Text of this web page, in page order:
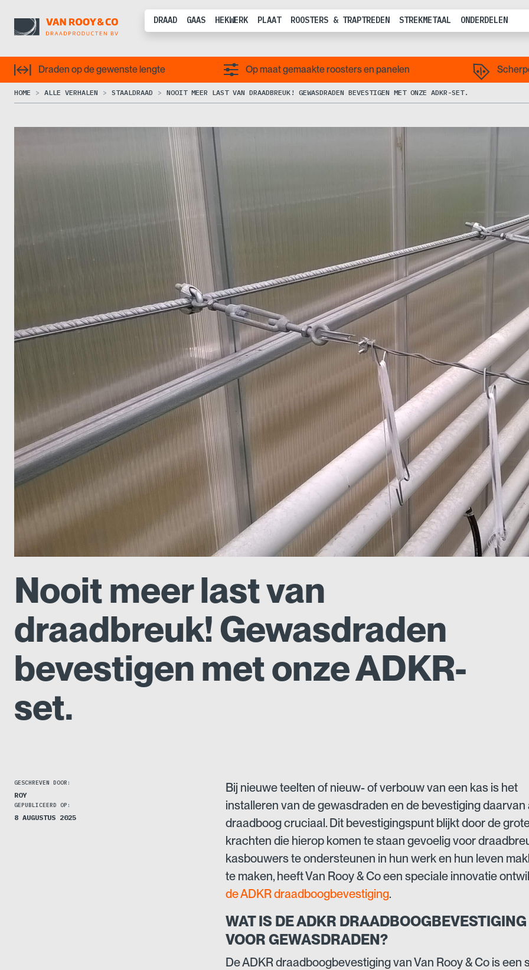
DRAAD GAAS HEKWERK PLAAT ROOSTERS & TRAPTREDEN STREKMETAAL ONDERDELEN
Draden op de gewenste lengte Op maat gemaakte roosters en panelen
HOME ALLE VERHALEN STAALDRAAD NOOIT MEER LAST VAN DRAADBREUK! GEWASDRADEN BEVESTIGEN MET ONZE ADKR-SET.
Nooit meer last van
draadbreuk! Gewasdraden
bevestigen met onze ADKR-
set.
GESCHREVEN DOOR:
ROY
GEPUBLICEERD OP:
8 AUGUSTUS 2025
Bij nieuwe teelten of nieuw- of verbouw van een kas is het
installeren van de gewasdraden en de bevestiging daarvan
draadboog cruciaal. Dit bevestigingspunt blijkt door de
krachten die hierop komen te staan gevoelig voor
kasbouwers te ondersteunen in hun werk en hun leven
te maken, heeft Van Rooy & Co een speciale innovatie
de ADKR draadboogbevestiging.
WAT IS DE ADKR DRAADBOOGBEVESTIGING
VOOR GEWASDRADEN?
De ADKR draadboogbevestiging van Van Rooy & Co is een